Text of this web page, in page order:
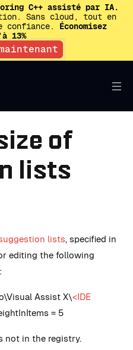
C++ assisté par IA.
Sans cloud, tout en
confiance. Économisez
13%
of
lists
lists, specified in
editing the following
Assist X\<IDE
= 5
not in the registry.